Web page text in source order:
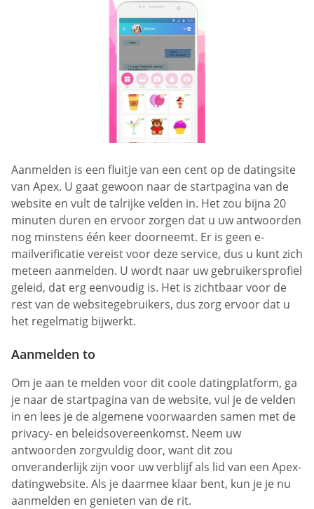
Aanmelden is een fluitje van een cent op de datingsite
van Apex. U gaat gewoon naar de startpagina van de
website en vult de talrijke velden in. Het zou bijna 20
minuten duren en ervoor zorgen dat u uw antwoorden
nog minstens één keer doorneemt. Er is geen e-
mailverificatie vereist voor deze service, dus u kunt zich
meteen aanmelden. U wordt naar uw gebruikersprofiel
geleid, dat erg eenvoudig is. Het is zichtbaar voor de
rest van de websitegebruikers, dus zorg ervoor dat u
het regelmatig bijwerkt.
Aanmelden to
Om je aan te melden voor dit coole datingplatform, ga
je naar de startpagina van de website, vul je de velden
in en lees je de algemene voorwaarden samen met de
privacy- en beleidsovereenkomst. Neem uw
antwoorden zorgvuldig door, want dit zou
onveranderlijk zijn voor uw verblijf als lid van een Apex-
datingwebsite. Als je daarmee klaar bent, kun je je nu
aanmelden en genieten van de rit.